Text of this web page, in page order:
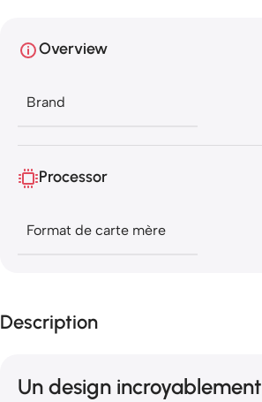
Overview
Brand
Processor
Format de carte mère
Description
Un design